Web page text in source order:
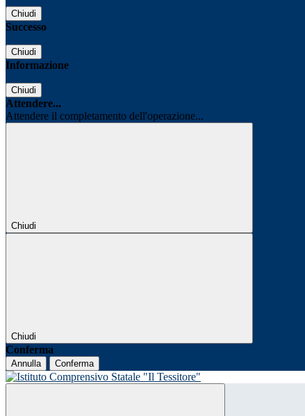
Chiudi
Successo
Chiudi
Informazione
Chiudi
Attendere...
Attendere il completamento dell'operazione...
Chiudi
Chiudi
Conferma
Annulla Conferma